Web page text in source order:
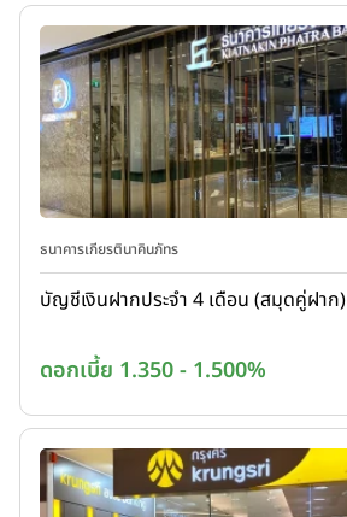
ธนาคารเกียรตินาคินภัทร
บัญชีเงินฝากประจำ 4 เดือน (สมุดคู่ฝาก)
ดอกเบี้ย 1.350 - 1.500%